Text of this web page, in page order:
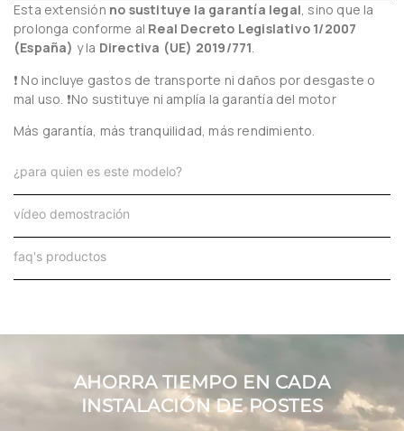
¿para quien es este modelo?
vídeo demostración
faq's productos
Esta extensión no sustituye la garantía legal, sino que la
prolonga conforme al Real Decreto Legislativo 1/2007
(España) y la Directiva (UE) 2019/771.
❗ No incluye gastos de transporte ni daños por desgaste o
mal uso. ❗No sustituye ni amplía la garantía del motor
Más garantía, más tranquilidad, más rendimiento.
AHORRA TIEMPO EN CADA
INSTALACIÓN DE POSTES